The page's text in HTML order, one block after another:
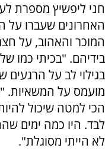
האחרונים שעברו
המוכר והאהוב, על
בידיהם. "בכיתי כמו
בגילוי לב על
מועמס על המשאיות.
הכי למטה שיכול
לבד. היו כמה ימים
לא הייתי מסוגלת".